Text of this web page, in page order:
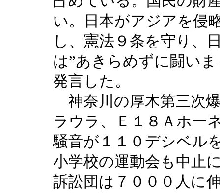
い。日本がアジアを侵
し、憲法９条を守り、
は”あきらめずに闘い
発言した。
神奈川の厚木第三次
ラウラ、Ｅ１８Ａホー
騒音が１１０デシベル
小学校の運動会も中止
訴訟団は７０００人に